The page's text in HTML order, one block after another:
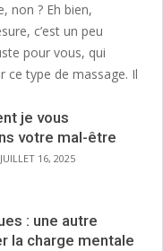
non ? Eh bien,
c’est un peu
pour vous, qui
ce type de massage. Il
je vous
votre mal-être
JUILLET 16, 2025
: une autre
la charge mentale